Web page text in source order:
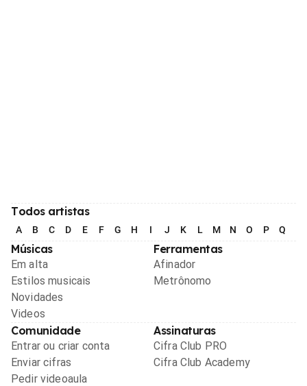
Todos artistas
A B C D E F G H I J K L M N O P Q
Músicas
Em alta
Estilos musicais
Novidades
Videos
Ferramentas
Afinador
Metrônomo
Comunidade
Entrar ou criar conta
Enviar cifras
Pedir videoaula
Assinaturas
Cifra Club PRO
Cifra Club Academy